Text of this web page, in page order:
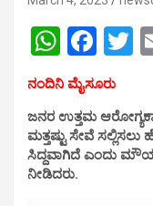
W
h
at
s
A
p
F
a
ce
b
o
T
ನಂದಿನಿ ಮೈಸೂರು
ಜನರ ಉತ್ತಮ
ಮತ್ತಷ್ಟು ಸೇವೆ
ಸಿದ್ದವಾಗಿದೆ ಎಂದು
ನೀಡಿದರು.